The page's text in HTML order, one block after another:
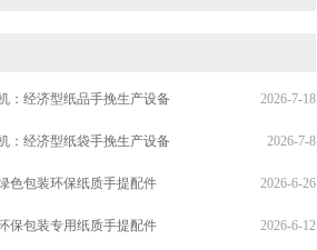
：经济型纸品手挽生产设备 2026-7-18
：经济型纸袋手挽生产设备 2026-7-8
色包装环保纸质手提配件 2026-6-26
保包装专用纸质手提配件 2026-6-12